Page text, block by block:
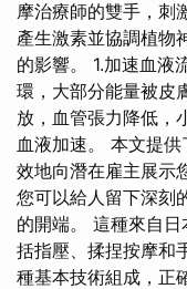
摩治療師的雙手，刺
產生激素並協調植物
的影響。 1.加速血液
環，大部分能量被皮
放，血管張力降低，
血液加速。 本文提
效地向潛在雇主展示
您可以給人留下深刻
的開端。 這種來自
括指壓、揉捏按摩和
種基本技術組成，正